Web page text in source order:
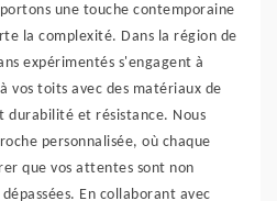
une touche contemporaine
la complexité. Dans la région de
expérimentés s'engagent à
vos toits avec des matériaux de
durabilité et résistance. Nous
personnalisée, où chaque
que vos attentes sont non
En collaborant avec